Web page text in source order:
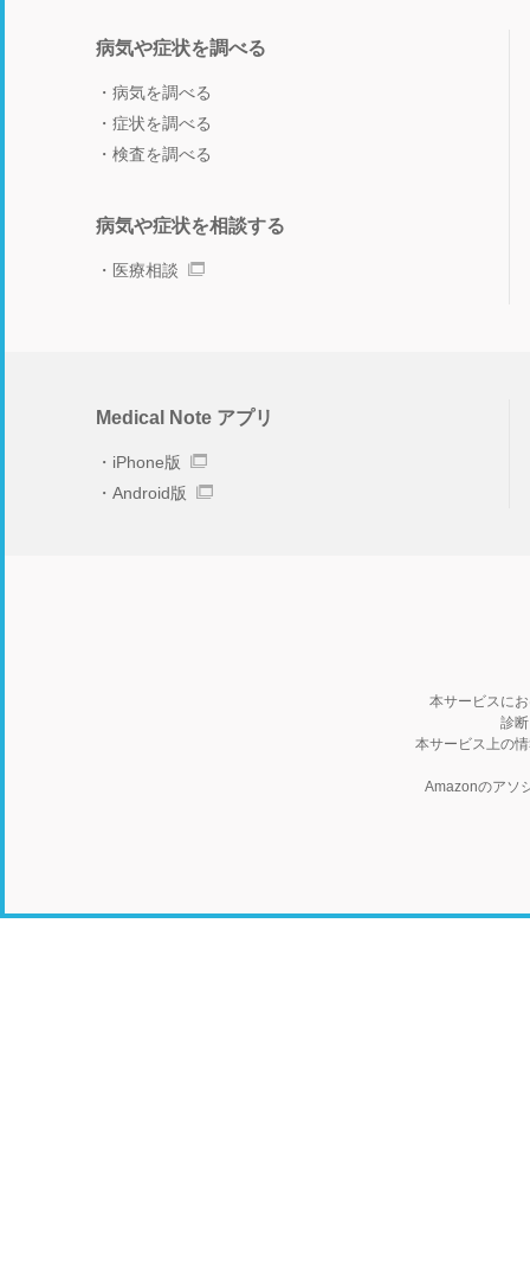
病気や症状を調べる
病気を調べる
症状を調べる
検査を調べる
病気や症状を相談する
医療相談
Medical Note アプリ
iPhone版
Android版
本サービスに
診
本サービス上の
Amazonのアソ